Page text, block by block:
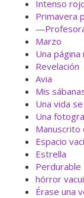
Intenso
Primavera
Marzo
Una página
Revelación
Avia
Mis
Una vida
Una
Manuscrito
Espacio
Estrella
Perdurable
hórror vacui
Érase una